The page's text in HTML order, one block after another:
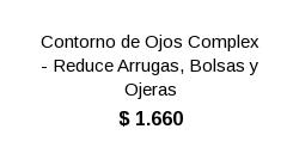
Contorno de Ojos Complex
- Reduce Arrugas, Bolsas y
Ojeras
$ 1.660